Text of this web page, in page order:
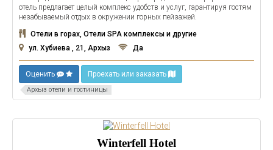
отель предлагает целый комплекс удобств и услуг, гарантируя гостям
незабываемый отдых в окружении горных пейзажей.
Отели в горах, Отели SPA комплексы и другие
ул. Хубиева , 21, Архыз
Да
Оценить Проехать или заказать
Архыз отели и гостиницы
Winterfell Hotel